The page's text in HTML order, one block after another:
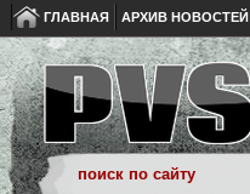
ГЛАВНАЯ АРХИВ НОВОСТЕЙ